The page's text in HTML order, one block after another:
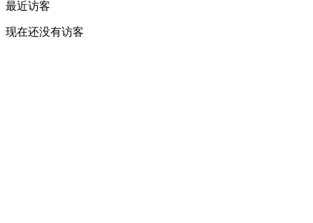
最近访客
现在还没有访客